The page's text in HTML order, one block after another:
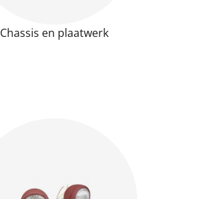
Chassis en plaatwerk